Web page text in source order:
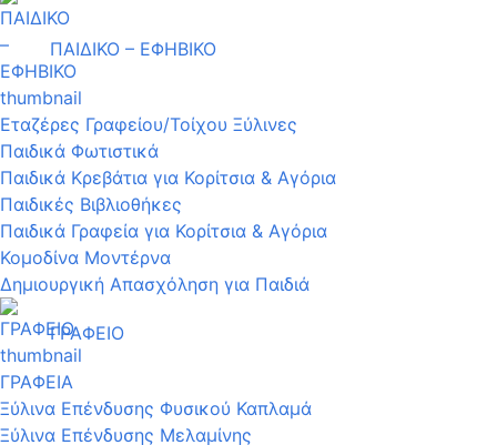
ΠΑΙΔΙΚΟ – ΕΦΗΒΙΚΟ
Εταζέρες Γραφείου/Τοίχου Ξύλινες
Παιδικά Φωτιστικά
Παιδικά Κρεβάτια για Κορίτσια & Αγόρια
Παιδικές Βιβλιοθήκες
Παιδικά Γραφεία για Κορίτσια & Αγόρια
Κομοδίνα Μοντέρνα
Δημιουργική Απασχόληση για Παιδιά
ΓΡΑΦΕΙΟ
ΓΡΑΦΕΙΑ
Ξύλινα Επένδυσης Φυσικού Καπλαμά
Ξύλινα Επένδυσης Μελαμίνης